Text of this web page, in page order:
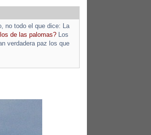
no todo el que dice: La
de las palomas? Los
verdadera paz los que